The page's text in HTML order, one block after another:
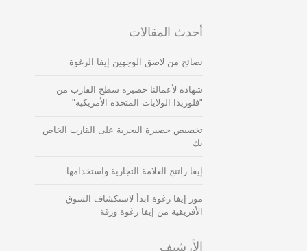
أحدث المقالات
نصائح من لاصق الوجهين إيفا الرغوة
شهادة لأعمالنا حصيرة سطح القارب من
"فلوريدا الولايات المتحدة الأمريكية"
تخصيص حصيرة البحرية على القارب الخاص
بك
إيفا راتنج العلامة التجارية واستخدامها
مور إيفا رغوة ابدأ لاستكشاف السوق
الأفريقية من إيفا رغوة ورقة
الأرشيف